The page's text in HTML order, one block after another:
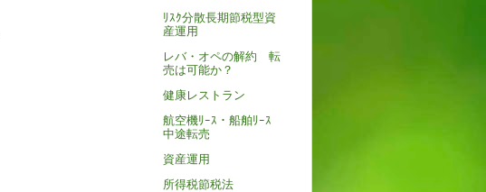
ﾘｽｸ分散長期節税型資
産運用
レバ・オペの解約 転
売は可能か？
健康レストラン
航空機ﾘｰｽ・船舶ﾘｰｽ
中途転売
資産運用
所得税節税法